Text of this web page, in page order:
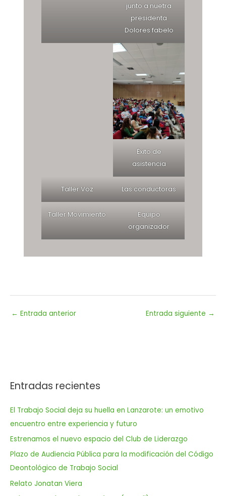
junto a nuetra
presidenta
Dolores fabelo
Éxito de
asistencia
Taller Voz Las conductoras
Taller Movimiento
Equipo
organizador
← Entrada anterior Entrada siguiente →
Entradas recientes
El Trabajo Social deja su huella en Lanzarote: un emotivo
encuentro entre experiencia y futuro
Estrenamos el nuevo espacio del Club de Liderazgo
Plazo de Audiencia Pública para la modificación del Código
Deontológico de Trabajo Social
Relato Jonatan Viera